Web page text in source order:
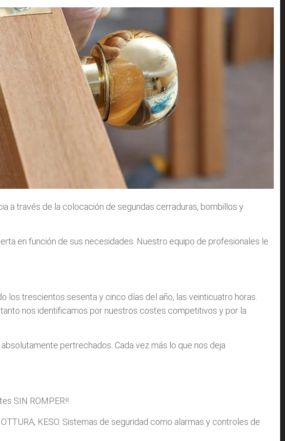
a través de la colocación de segundas cerraduras, bombillos y
en función de sus necesidades. Nuestro equipo de profesionales le
los trescientos sesenta y cinco días del año, las veinticuatro horas.
nos identificamos por nuestros costes competitivos y por la
pertrechados. Cada vez más lo que nos deja
SIN ROMPER!!
KESO. Sistemas de seguridad como alarmas y controles de